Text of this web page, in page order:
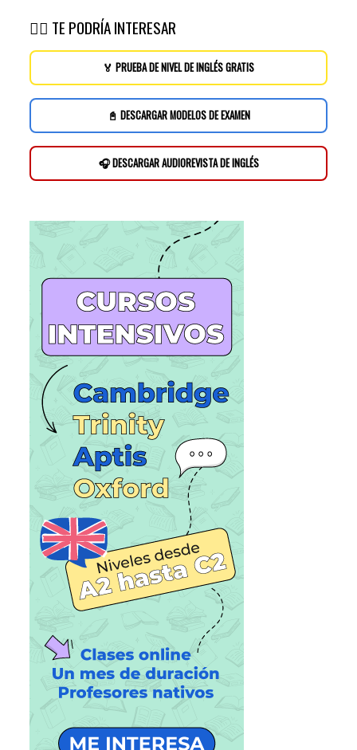
👉🏽 TE PODRÍA INTERESAR
🏅 PRUEBA DE NIVEL DE INGLÉS GRATIS
📓 DESCARGAR MODELOS DE EXAMEN
🎧 DESCARGAR AUDIOREVISTA DE INGLÉS